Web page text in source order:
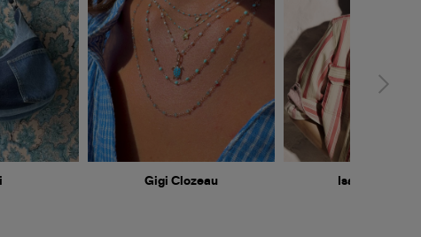
Gigi Clozeau Isabel Marant